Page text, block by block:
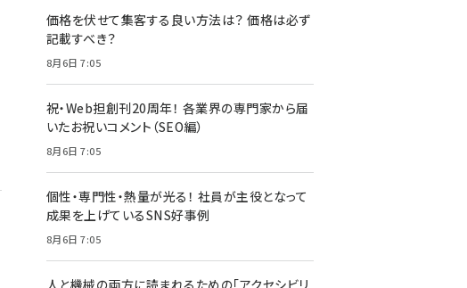
meo (1275)
価格を伏せて集客する良い方法は？ 価格は必ず
記載すべき？
8月6日 7:05
祝・Web担創刊20周年！ 各業界の専門家から届
いたお祝いコメント（SEO編）
8月6日 7:05
個性・専門性・熱量が光る！ 社員が主役となって
成果を上げているSNS好事例
8月6日 7:05
人と機械の両方に読まれるための「アクセシビリ